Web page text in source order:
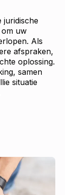
juridische
om uw
Als
afspraken,
oplossing.
samen
situatie